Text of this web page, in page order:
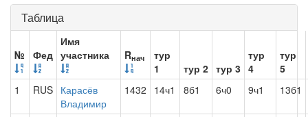
Таблица
№ Фед
Имя
участника
Rнач
тур
1
тур 2 тур 3
тур
4
тур
5
1
RUS Карасёв
Владимир
1432 14ч1 8б1 6ч0 9ч1 13б1